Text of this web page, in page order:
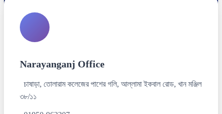
Narayanganj Office
চাষাড়া, তোলারাম কলেজের পাশের গলি, আল্লামা ইকবাল রোড, খান মঞ্জিল
৩৮/১১